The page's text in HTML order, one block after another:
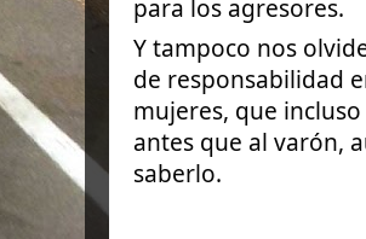
para los agresores.
Y tampoco nos
de responsabilidad
mujeres, que
antes que al varón,
saberlo.